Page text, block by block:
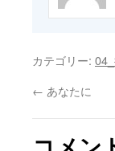
カテゴリー:
← あなたに